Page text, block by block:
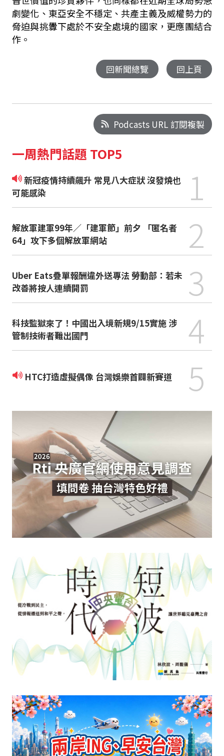
劇變化、東亞安全不穩定、共產主義及威權勢力的
脅迫與挑釁下處於不安全處境的國家，更應團結合
作。
回新聞總覽 回上頁
Podcasts URL 訂閱複製
一周熱門話題 TOP5
新冠疫情持續飆升 常見八大症狀 沒發燒也
可能感染
1
解放軍建軍99年／「建軍節」前夕 「匿名者
64」攻下多個解放軍網站
2
Uber Eats疊單報酬違外送專法 勞動部：若未
改善將按人連續開罰
3
科技監獄來了！中國出入境新規9/15實施 涉
管制技術者難出國門
4
HTC打造虛擬偶像 台灣娛樂首闢新賽道 5